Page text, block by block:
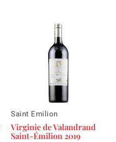
Saint Emilion
Virginie de Valandraud
Saint-Émilion 2019